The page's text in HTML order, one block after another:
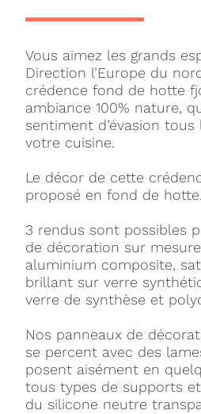
Vous aimez les grands
Direction l’Europe du
crédence fond de hotte
ambiance 100% nature,
sentiment d’évasion
votre cuisine.
Le décor de cette
proposé en fond de hotte.
3 rendus sont possibles
de décoration sur
aluminium composite,
brillant sur verre
verre de synthèse et
Nos panneaux de
se percent avec des
posent aisément en
tous types de supports
du silicone neutre